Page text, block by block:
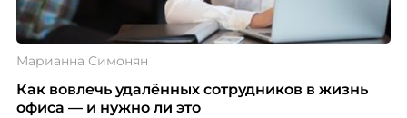
Марианна Симонян
Как вовлечь удалённых сотрудников в жизнь
офиса — и нужно ли это